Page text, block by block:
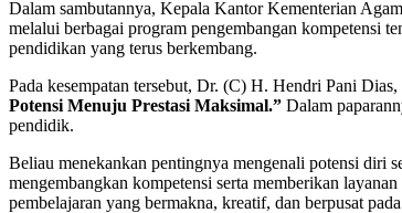
Dalam sambutannya, Kepala Kantor Kementerian
melalui berbagai program pengembangan kompetensi
pendidikan yang terus berkembang.
Pada kesempatan tersebut, Dr. (C) H. Hendri Pani
Potensi Menuju Prestasi Maksimal.” Dalam
pendidik.
Beliau menekankan pentingnya mengenali potensi diri
mengembangkan kompetensi serta memberikan
pembelajaran yang bermakna, kreatif, dan berpusat